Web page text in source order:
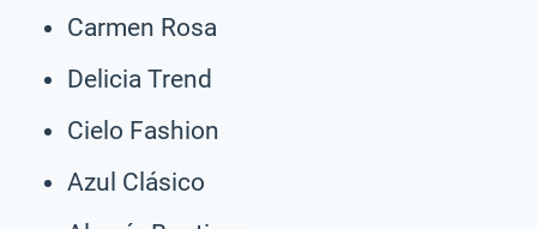
Carmen Rosa
Delicia Trend
Cielo Fashion
Azul Clásico